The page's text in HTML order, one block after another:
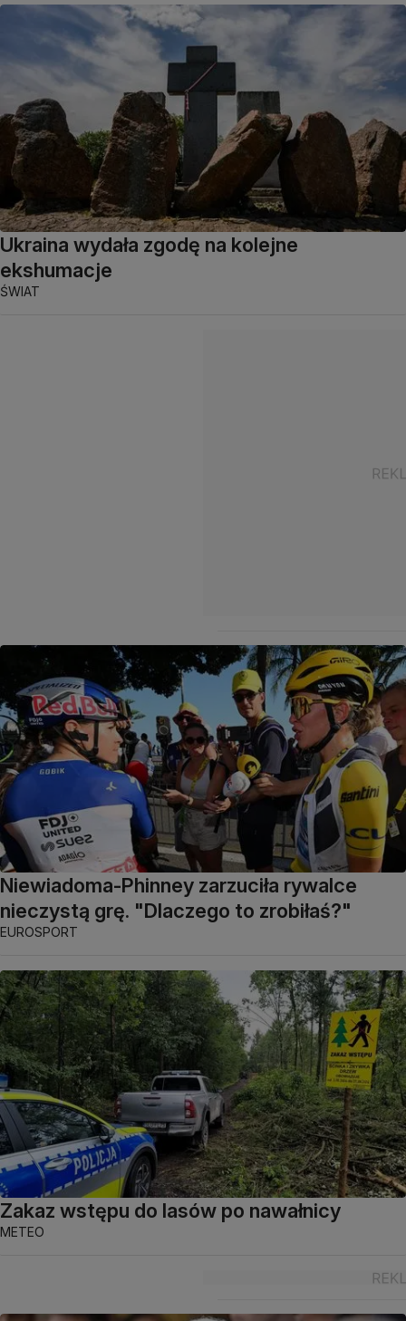
Ukraina wydała zgodę na kolejne
ekshumacje
ŚWIAT
Niewiadoma-Phinney zarzuciła rywalce
nieczystą grę. "Dlaczego to zrobiłaś?"
EUROSPORT
Zakaz wstępu do lasów po nawałnicy
METEO